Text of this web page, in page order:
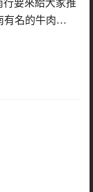
要來給大家推
有名的牛肉…